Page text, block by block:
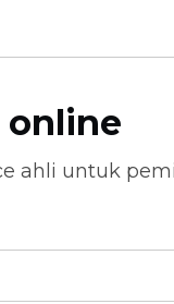
online
ahli untuk